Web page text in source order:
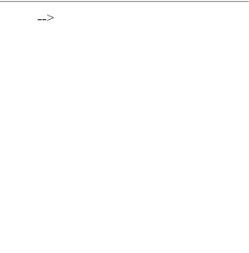
-->